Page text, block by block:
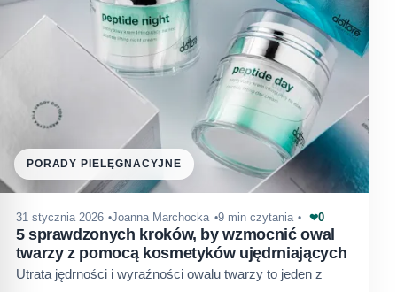
PORADY PIELĘGNACYJNE
31 stycznia 2026 Joanna Marchocka 9 min czytania ❤0
5 sprawdzonych kroków, by wzmocnić owal
twarzy z pomocą kosmetyków ujędrniających
Utrata jędrności i wyraźności owalu twarzy to jeden z